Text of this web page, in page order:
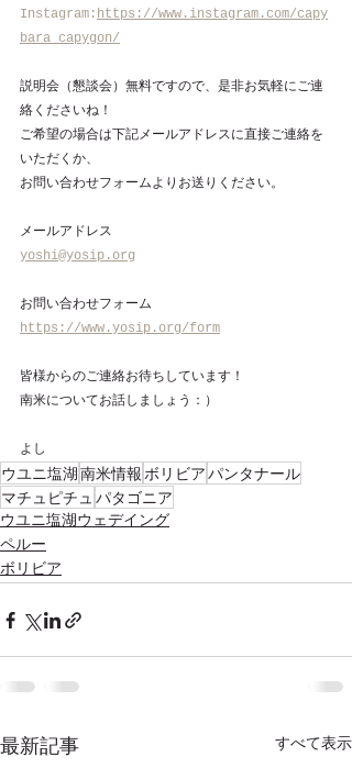
Instagram: https://www.instagram.com/capy
bara_capygon/
説明会（懇談会）無料ですので、是非お気軽にご連
絡くださいね！
ご希望の場合は下記メールアドレスに直接ご連絡を
いただくか、
お問い合わせフォームよりお送りください。
メールアドレス
yoshi@yosip.org
お問い合わせフォーム
https://www.yosip.org/form
皆様からのご連絡お待ちしています！
南米についてお話しましょう：）
よし
ウユニ塩湖南米情報 ボリビアパンタナール
マチュピチュ パタゴニア
ウユニ塩湖ウェデイング
ペルー
ボリビア
最新記事 すべて表示